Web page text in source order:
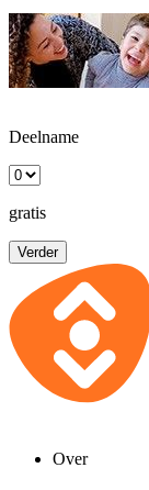
Deelname
gratis
Verder
Over